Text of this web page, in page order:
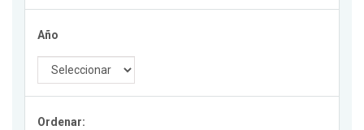
Año
Ordenar: